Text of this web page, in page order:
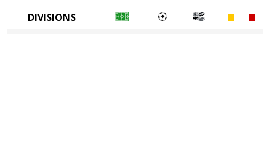
DIVISIONS